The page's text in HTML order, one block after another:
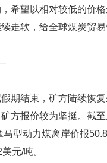
希望以相对较低的价
走软，给全球煤炭贸
期结束，矿方陆续恢
方报价较为坚挺。截
马型动力煤离岸价报
元/吨。